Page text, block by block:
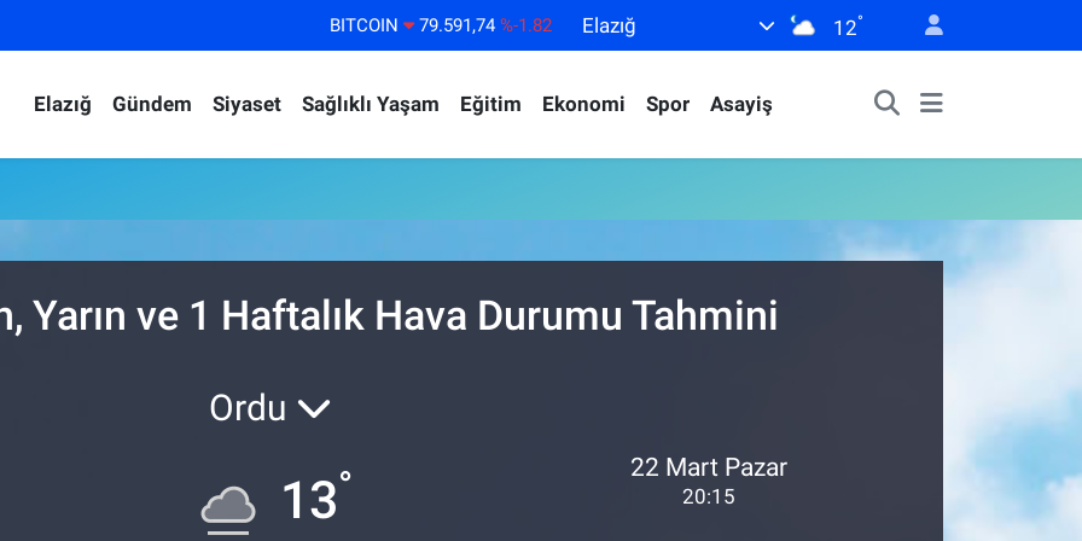
BITCOIN 79.591,74 %-1.82
EURO
53,38690 %0.19
STERLİN
61,60380 %0.18
Elazığ 12°
Elazığ Gündem Siyaset Sağlıklı Yaşam Eğitim Ekonomi Spor Asayiş
Yarın ve 1 Haftalık Hava Durumu Tahmini
Ordu
13° 22 Mart Pazar
20:15